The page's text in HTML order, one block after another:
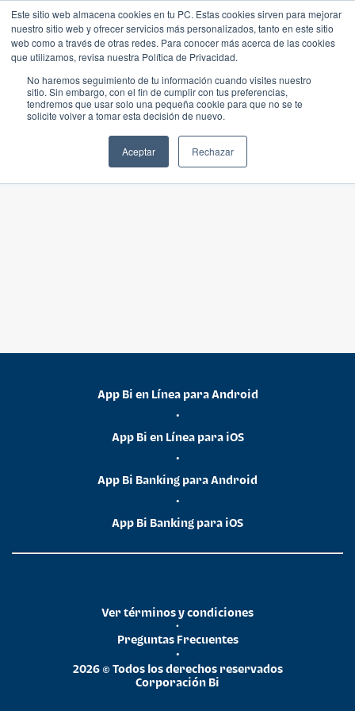
Este sitio web almacena cookies en tu PC. Estas cookies sirven para mejorar
nuestro sitio web y ofrecer servicios más personalizados, tanto en este sitio
web como a través de otras redes. Para conocer más acerca de las cookies
que utilizamos, revisa nuestra Política de Privacidad.
No haremos seguimiento de tu información cuando visites nuestro
sitio. Sin embargo, con el fin de cumplir con tus preferencias,
tendremos que usar solo una pequeña cookie para que no se te
solicite volver a tomar esta decisión de nuevo.
Aceptar Rechazar
App Bi en Línea para Android
•
App Bi en Línea para iOS
•
App Bi Banking para Android
•
App Bi Banking para iOS
2026 © Todos los derechos reservados
Corporación Bi
•
Preguntas Frecuentes
•
Ver términos y condiciones